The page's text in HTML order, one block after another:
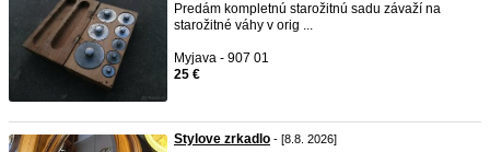
Predám kompletnú starožitnú sadu závaží na
starožitné váhy v orig ...
Myjava - 907 01
25 €
Stylove zrkadlo - [8.8. 2026]